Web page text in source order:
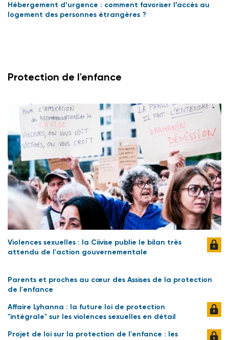
Hébergement d’urgence : comment favoriser l’accès au
logement des personnes étrangères ?
Protection de l'enfance
Violences sexuelles : la Ciivise publie le bilan très
attendu de l'action gouvernementale
Parents et proches au cœur des Assises de la protection
de l'enfance
Affaire Lyhanna : la future loi de protection
"intégrale" sur les violences sexuelles en détail
Projet de loi sur la protection de l'enfance : les